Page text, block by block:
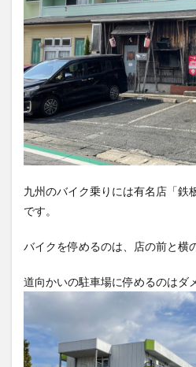
九州のバイク乗りには有名店「
です。
バイクを停めるのは、店の前と横
道向かいの駐車場に停めるのはダ
竹熊
米津米店 赤牛
阿蘇くまもと空港
阿蘇グル
阿蘇駅
食堂 鰻
検索